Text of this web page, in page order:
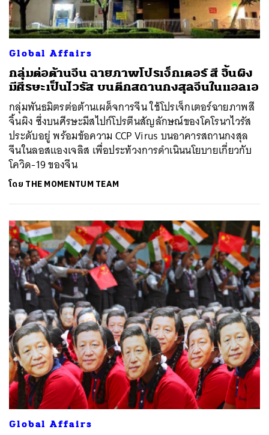
Global Affairs
กลุ่มต่อต้านจีน ฉายภาพโปรเจ็กเตอร์ สี จิ้นผิง
มีศีรษะเป็นไวรัส บนตึกสถานกงสุลจีนในแอลเอ
กลุ่มพันธมิตรต่อต้านเผด็จการจีน ใช้โปรเจ็กเตอร์ฉายภาพสี
จิ้นผิง ซึ่งบนศีรษะมีสไปก์โปรตีนสัญลักษณ์ของโคโรนาไวรัส
ประดับอยู่ พร้อมข้อความ CCP Virus บนอาคารสถานกงสุล
จีนในลอสแองเจลิส เพื่อประท้วงการดำเนินนโยบายเกี่ยวกับ
โควิด-19 ของจีน
โดย THE MOMENTUM TEAM
Global Affairs